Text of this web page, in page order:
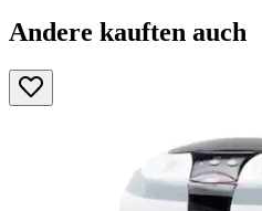
Andere kauften auch